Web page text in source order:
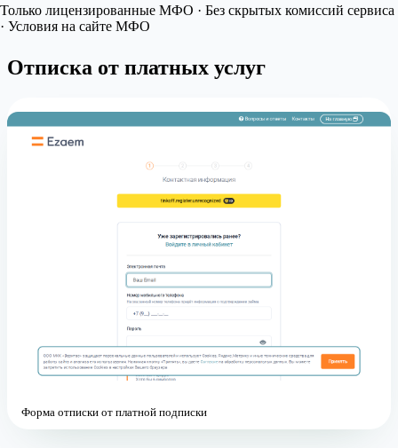
Только лицензированные МФО · Без скрытых комиссий сервиса
· Условия на сайте МФО
Отписка от платных услуг
Форма отписки от платной подписки